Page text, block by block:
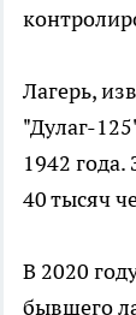
Лагерь,
"Дулаг-
1942
40 тысяч
В 2020
бывшего